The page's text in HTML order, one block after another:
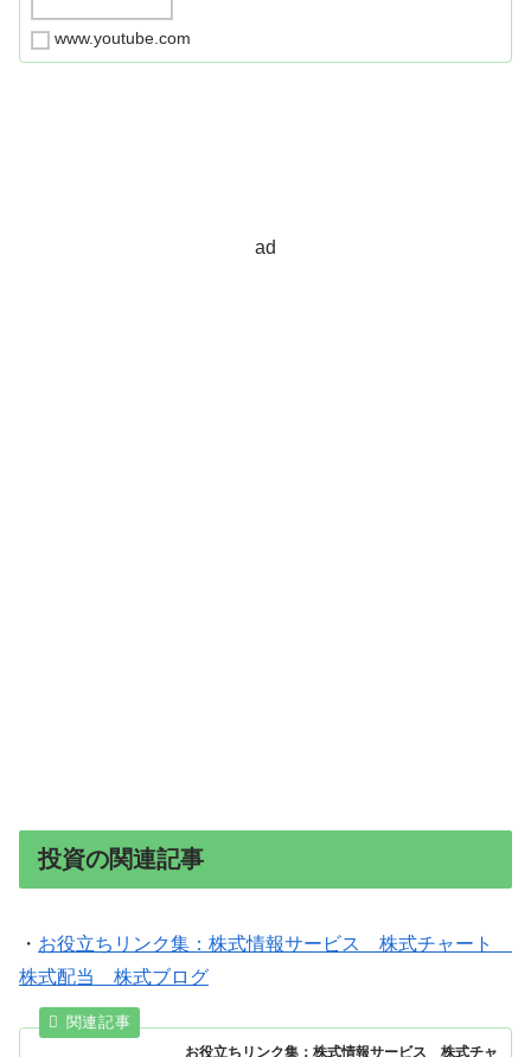
www.youtube.com
ad
投資の関連記事
・ お役立ちリンク集：株式情報サービス 株式チャート
株式配当 株式ブログ
お役立ちリンク集：株式情報サービス 株式チャ